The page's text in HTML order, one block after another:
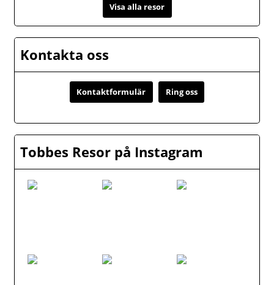
Visa alla resor
Kontakta oss
Kontaktformulär Ring oss
Tobbes Resor på Instagram